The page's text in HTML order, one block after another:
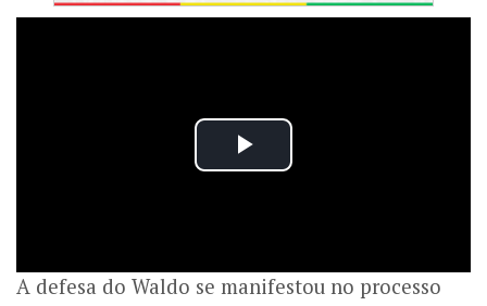
A defesa do Waldo se manifestou no processo